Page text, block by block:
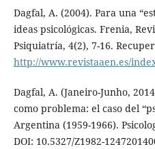
Dagfal, A. (2004). Para una
ideas psicológicas. Frenia,
Psiquiatría, 4(2), 7-16.
http://www.revistaaen.es/
Dagfal, A. (Janeiro-Junho,
como problema: el caso del
Argentina (1959-1966).
DOI: 10.5327/Z1982-